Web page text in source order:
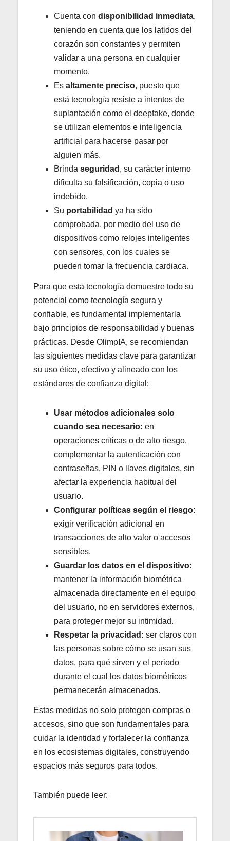
Cuenta con disponibilidad inmediata,
teniendo en cuenta que los latidos del
corazón son constantes y permiten
validar a una persona en cualquier
momento.
Es altamente preciso, puesto que
está tecnología resiste a intentos de
suplantación como el deepfake, donde
se utilizan elementos e inteligencia
artificial para hacerse pasar por
alguien más.
Brinda seguridad , su carácter interno
dificulta su falsificación, copia o uso
indebido.
Su portabilidad ya ha sido
comprobada, por medio del uso de
dispositivos como relojes inteligentes
con sensores, con los cuales se
pueden tomar la frecuencia cardiaca.
Para que esta tecnología demuestre todo su
potencial como tecnología segura y
confiable, es fundamental implementarla
bajo principios de responsabilidad y buenas
prácticas. Desde OlimpIA, se recomiendan
las siguientes medidas clave para garantizar
su uso ético, efectivo y alineado con los
estándares de confianza digital:
Usar métodos adicionales solo
cuando sea necesario: en
operaciones críticas o de alto riesgo,
complementar la autenticación con
contraseñas, PIN o llaves digitales, sin
afectar la experiencia habitual del
usuario.
Configurar políticas según el riesgo:
exigir verificación adicional en
transacciones de alto valor o accesos
sensibles.
Guardar los datos en el dispositivo:
mantener la información biométrica
almacenada directamente en el equipo
del usuario, no en servidores externos,
para proteger mejor su intimidad.
Respetar la privacidad: ser claros con
las personas sobre cómo se usan sus
datos, para qué sirven y el periodo
durante el cual los datos biométricos
permanecerán almacenados.
Estas medidas no solo protegen compras o
accesos, sino que son fundamentales para
cuidar la identidad y fortalecer la confianza
en los ecosistemas digitales, construyendo
espacios más seguros para todos.
También puede leer: